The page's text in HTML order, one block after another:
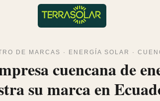
DE MARCAS · ENERGÍA SOLAR ·
cuencana de
su marca en